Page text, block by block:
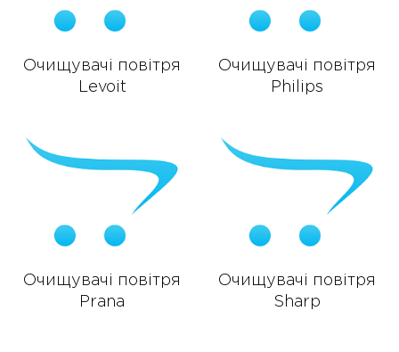
Очищувачі повітря
Levoit
Очищувачі повітря
Philips
Очищувачі повітря
Prana
Очищувачі повітря
Sharp